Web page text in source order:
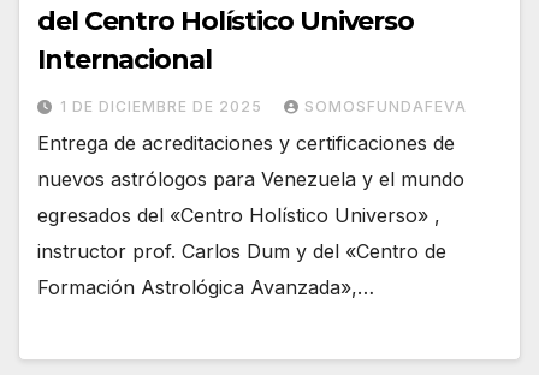
del Centro Holístico Universo
Internacional
1 DE DICIEMBRE DE 2025 SOMOSFUNDAFEVA
Entrega de acreditaciones y certificaciones de
nuevos astrólogos para Venezuela y el mundo
egresados del «Centro Holístico Universo» ,
instructor prof. Carlos Dum y del «Centro de
Formación Astrológica Avanzada»,…